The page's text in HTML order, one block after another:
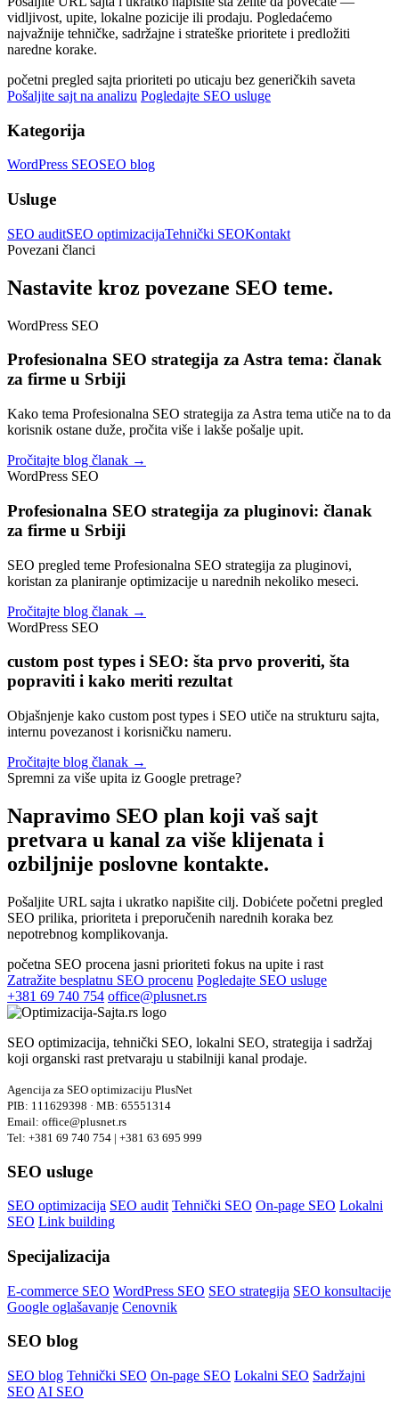
vidljivost, upite, lokalne pozicije ili prodaju. Pogledaćemo
najvažnije tehničke, sadržajne i strateške prioritete i predložiti
naredne korake.
početni pregled sajta prioriteti po uticaju bez generičkih saveta
Pošaljite sajt na analizu Pogledajte SEO usluge
Kategorija
WordPress SEOSEO blog
Usluge
SEO auditSEO optimizacijaTehnički SEOKontakt
Povezani članci
Nastavite kroz povezane SEO teme.
WordPress SEO
Profesionalna SEO strategija za Astra tema: članak
za firme u Srbiji
Kako tema Profesionalna SEO strategija za Astra tema utiče na to da
korisnik ostane duže, pročita više i lakše pošalje upit.
Pročitajte blog članak →
WordPress SEO
Profesionalna SEO strategija za pluginovi: članak
za firme u Srbiji
SEO pregled teme Profesionalna SEO strategija za pluginovi,
koristan za planiranje optimizacije u narednih nekoliko meseci.
Pročitajte blog članak →
WordPress SEO
custom post types i SEO: šta prvo proveriti, šta
popraviti i kako meriti rezultat
Objašnjenje kako custom post types i SEO utiče na strukturu sajta,
internu povezanost i korisničku nameru.
Pročitajte blog članak →
Spremni za više upita iz Google pretrage?
Napravimo SEO plan koji vaš sajt
pretvara u kanal za više klijenata i
ozbiljnije poslovne kontakte.
Pošaljite URL sajta i ukratko napišite cilj. Dobićete početni pregled
SEO prilika, prioriteta i preporučenih narednih koraka bez
nepotrebnog komplikovanja.
početna SEO procena jasni prioriteti fokus na upite i rast
Zatražite besplatnu SEO procenu Pogledajte SEO usluge
+381 69 740 754 office@plusnet.rs
SEO optimizacija, tehnički SEO, lokalni SEO, strategija i sadržaj
koji organski rast pretvaraju u stabilniji kanal prodaje.
Agencija za SEO optimizaciju PlusNet
PIB: 111629398 · MB: 65551314
Email: office@plusnet.rs
Tel: +381 69 740 754 | +381 63 695 999
SEO usluge
SEO optimizacija SEO audit Tehnički SEO On-page SEO Lokalni
SEO Link building
Specijalizacija
E-commerce SEO WordPress SEO SEO strategija SEO konsultacije
Google oglašavanje Cenovnik
SEO blog
SEO blog Tehnički SEO On-page SEO Lokalni SEO Sadržajni
SEO AI SEO